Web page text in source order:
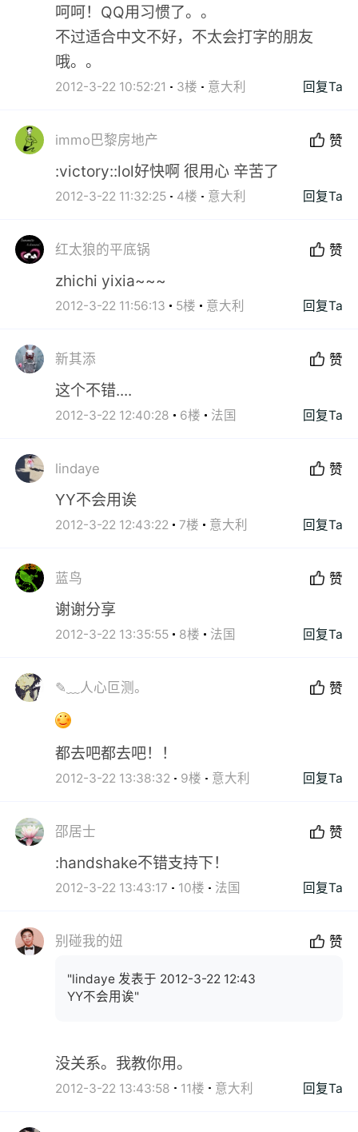
呵呵！QQ用习惯了。。
不过适合中文不好，不太会打字的朋友
哦。。
2012-3-22 10:52:21 3楼 意大利 回复Ta
immo巴黎房地产 赞
:victory::lol好快啊 很用心 辛苦了
2012-3-22 11:32:25 4楼 意大利 回复Ta
红太狼的平底锅 赞
zhichi yixia~~~
2012-3-22 11:56:13 5楼 意大利 回复Ta
新其添 赞
这个不错....
2012-3-22 12:40:28 6楼 法国 回复Ta
lindaye 赞
YY不会用诶
2012-3-22 12:43:22 7楼 意大利 回复Ta
蓝鸟 赞
谢谢分享
2012-3-22 13:35:55 8楼 法国 回复Ta
✎﹏人心叵测。 赞
都去吧都去吧！！
2012-3-22 13:38:32 9楼 意大利 回复Ta
邵居士 赞
:handshake不错支持下！
2012-3-22 13:43:17 10楼 法国 回复Ta
别碰我的妞 赞
"lindaye 发表于 2012-3-22 12:43
YY不会用诶"
没关系。我教你用。
2012-3-22 13:43:58 11楼 意大利 回复Ta